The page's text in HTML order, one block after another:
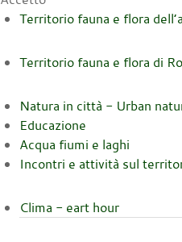
Territorio fauna e flora
Territorio fauna e flora di
Natura in città - Urban
Educazione
Acqua fiumi e laghi
Incontri e attività sul
Clima - eart hour